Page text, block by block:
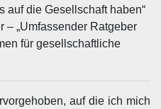
auf die Gesellschaft haben“
– „Umfassender Ratgeber
für gesellschaftliche
auf die ich mich